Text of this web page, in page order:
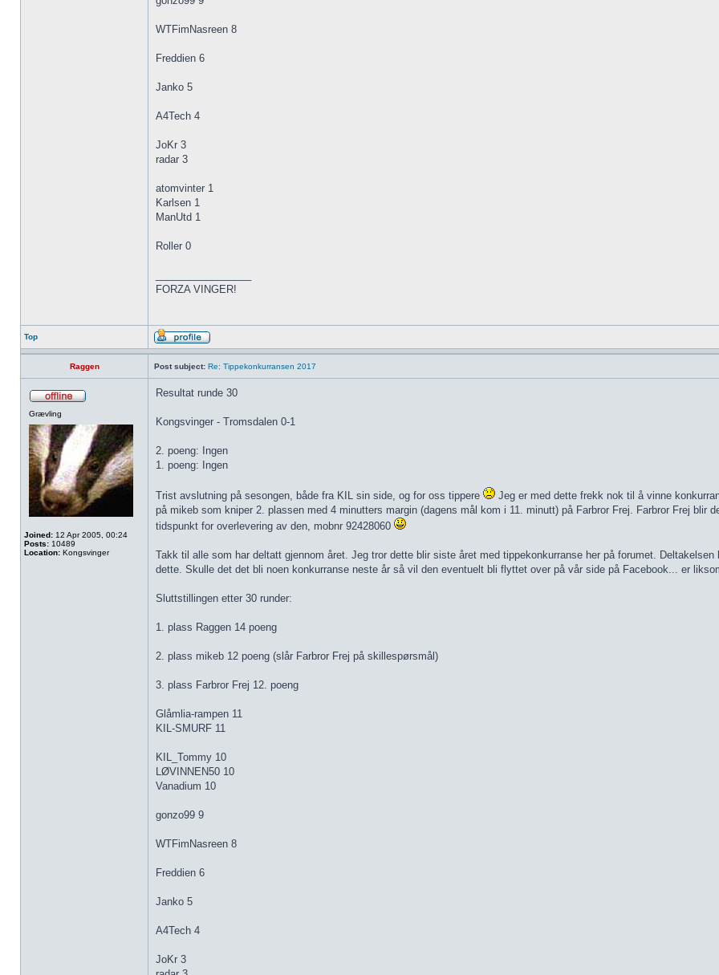
WTFimNasreen 8
Freddien 6
Janko 5
A4Tech 4
JoKr 3
radar 3
atomvinter 1
Karlsen 1
ManUtd 1
Roller 0
FORZA VINGER!
Top
Raggen Post subject: Re: Tippekonkurransen 2017
Grævling
Joined: 12 Apr 2005, 00:24
Posts: 10489
Location: Kongsvinger
Resultat runde 30
Kongsvinger - Tromsdalen 0-1
2. poeng: Ingen
1. poeng: Ingen
Trist avslutning på sesongen, både fra KIL sin side, og for oss tippere
Jeg er med dette frekk nok til å vinne
på mikeb som kniper 2. plassen med 4 minutters margin (dagens mål kom i 11. minutt) på Farbror Frej. Farbror Frej blir
tidspunkt for overlevering av den, mobnr 92428060
Takk til alle som har deltatt gjennom året. Jeg tror dette blir siste året med tippekonkurranse her på forumet.
dette. Skulle det det bli noen konkurranse neste år så vil den eventuelt bli flyttet over på vår side på Facebook... er
Sluttstillingen etter 30 runder:
1. plass Raggen 14 poeng
2. plass mikeb 12 poeng (slår Farbror Frej på skillespørsmål)
3. plass Farbror Frej 12. poeng
Glåmlia-rampen 11
KIL-SMURF 11
KIL_Tommy 10
LØVINNEN50 10
Vanadium 10
gonzo99 9
WTFimNasreen 8
Freddien 6
Janko 5
A4Tech 4
JoKr 3